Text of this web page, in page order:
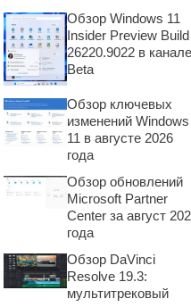
Обзор Windows 11
Insider Preview Build
26220.9022 в канале
Beta
Обзор ключевых
изменений Windows
11 в августе 2026
года
Обзор обновлений
Microsoft Partner
Center за август
года
Обзор DaVinci
Resolve 19.3:
мультитрековый